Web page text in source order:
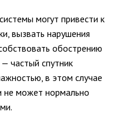
могут привести к
вызвать нарушения
обострению
частый спутник
в этом случае
не может нормально